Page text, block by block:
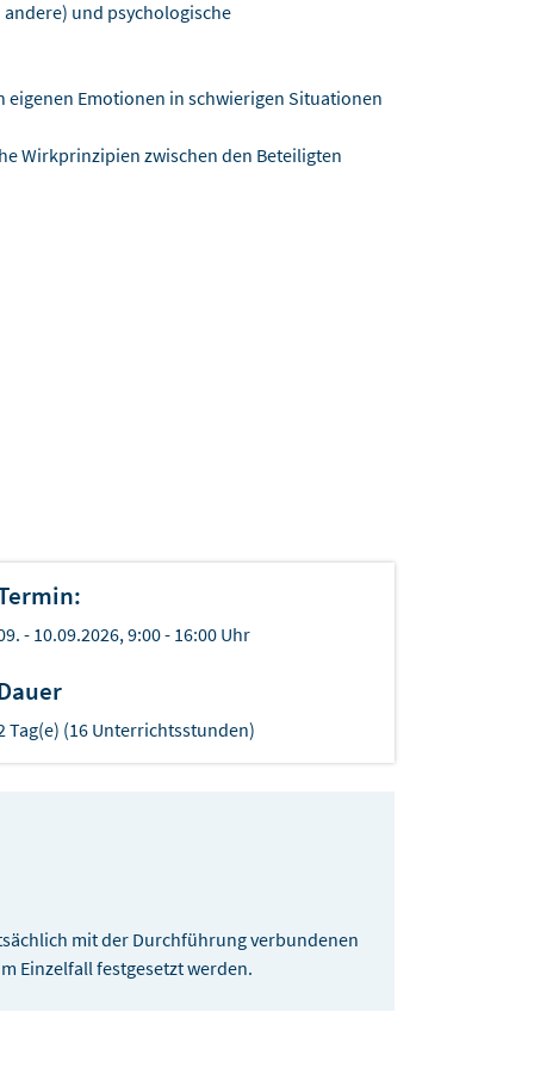
und psychologische
Emotionen in schwierigen Situationen
Wirkprinzipien zwischen den Beteiligten
- 10.09.2026, 9:00 - 16:00 Uhr
Tag(e) (16 Unterrichtsstunden)
mit der Durchführung verbundenen
Einzelfall festgesetzt werden.